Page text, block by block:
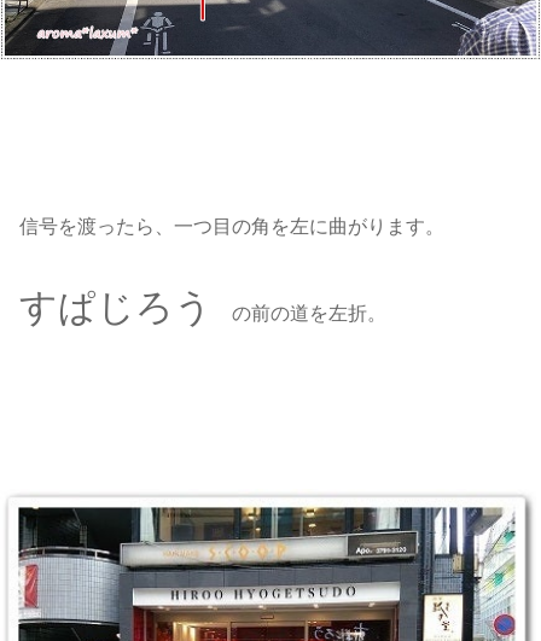
信号を渡ったら、一つ目の角を左に曲がります。
すぱじろう の前の道を左折。